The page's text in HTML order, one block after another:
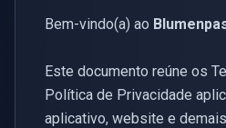
Bem-vindo(a) ao
Este documento reúne os
Política de Privacidade
aplicativo, website e